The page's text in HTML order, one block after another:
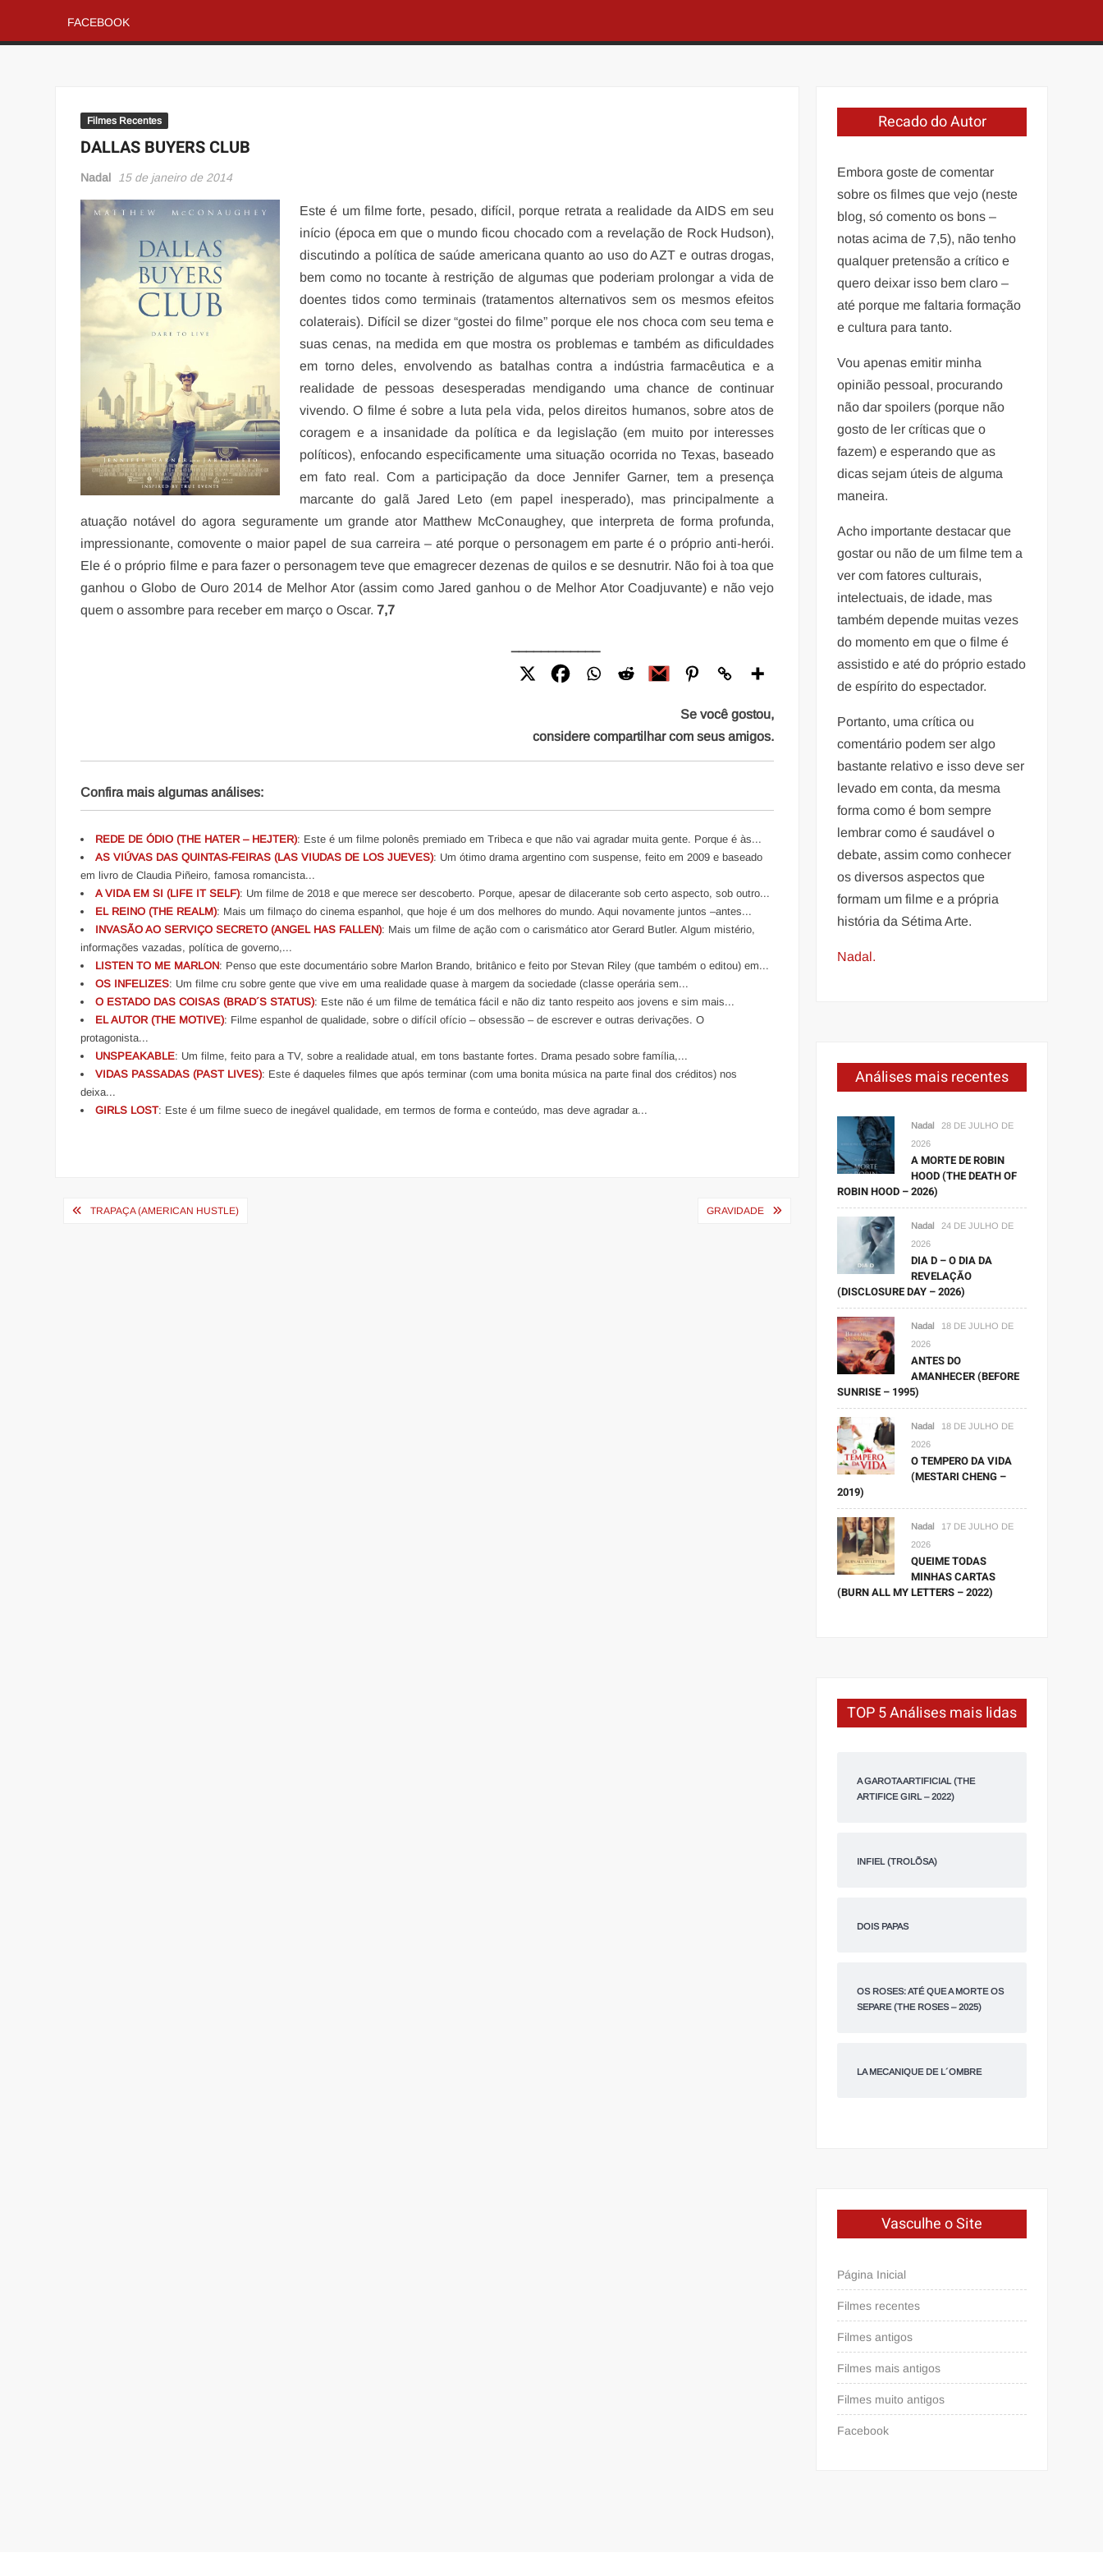
FACEBOOK
Filmes Recentes
DALLAS BUYERS CLUB
Nadal 15 de janeiro de 2014
Este é um filme forte, pesado, difícil, porque retrata a realidade da AIDS em seu
início (época em que o mundo ficou chocado com a revelação de Rock Hudson),
discutindo a política de saúde americana quanto ao uso do AZT e outras drogas,
bem como no tocante à restrição de algumas que poderiam prolongar a vida de
doentes tidos como terminais (tratamentos alternativos sem os mesmos efeitos
colaterais). Difícil se dizer “gostei do filme” porque ele nos choca com seu tema e
suas cenas, na medida em que mostra os problemas e também as dificuldades
em torno deles, envolvendo as batalhas contra a indústria farmacêutica e a
realidade de pessoas desesperadas mendigando uma chance de continuar
vivendo. O filme é sobre a luta pela vida, pelos direitos humanos, sobre atos de
coragem e a insanidade da política e da legislação (em muito por interesses
políticos), enfocando especificamente uma situação ocorrida no Texas, baseado
em fato real. Com a participação da doce Jennifer Garner, tem a presença
marcante do galã Jared Leto (em papel inesperado), mas principalmente a
atuação notável do agora seguramente um grande ator Matthew McConaughey, que interpreta de forma profunda,
impressionante, comovente o maior papel de sua carreira – até porque o personagem em parte é o próprio anti-herói.
Ele é o próprio filme e para fazer o personagem teve que emagrecer dezenas de quilos e se desnutrir. Não foi à toa que
ganhou o Globo de Ouro 2014 de Melhor Ator (assim como Jared ganhou o de Melhor Ator Coadjuvante) e não vejo
quem o assombre para receber em março o Oscar.7,7
Se você gostou,
considere compartilhar com seus amigos.
Confira mais algumas análises:
REDE DE ÓDIO (THE HATER – HEJTER): Este é um filme polonês premiado em Tribeca e que não vai agradar muita gente. Porque é às...
AS VIÚVAS DAS QUINTAS-FEIRAS (LAS VIUDAS DE LOS JUEVES): Um ótimo drama argentino com suspense, feito em 2009 e baseado
em livro de Claudia Piñeiro, famosa romancista...
A VIDA EM SI (LIFE IT SELF): Um filme de 2018 e que merece ser descoberto. Porque, apesar de dilacerante sob certo aspecto, sob outro...
EL REINO (THE REALM): Mais um filmaço do cinema espanhol, que hoje é um dos melhores do mundo. Aqui novamente juntos –antes...
INVASÃO AO SERVIÇO SECRETO (ANGEL HAS FALLEN): Mais um filme de ação com o carismático ator Gerard Butler. Algum mistério,
informações vazadas, política de governo,...
LISTEN TO ME MARLON: Penso que este documentário sobre Marlon Brando, britânico e feito por Stevan Riley (que também o editou) em...
OS INFELIZES: Um filme cru sobre gente que vive em uma realidade quase à margem da sociedade (classe operária sem...
O ESTADO DAS COISAS (BRAD´S STATUS): Este não é um filme de temática fácil e não diz tanto respeito aos jovens e sim mais...
EL AUTOR (THE MOTIVE): Filme espanhol de qualidade, sobre o difícil ofício – obsessão – de escrever e outras derivações. O
protagonista...
UNSPEAKABLE: Um filme, feito para a TV, sobre a realidade atual, em tons bastante fortes. Drama pesado sobre família,...
VIDAS PASSADAS (PAST LIVES): Este é daqueles filmes que após terminar (com uma bonita música na parte final dos créditos) nos
deixa...
GIRLS LOST: Este é um filme sueco de inegável qualidade, em termos de forma e conteúdo, mas deve agradar a...
Navegação
TRAPAÇA (AMERICAN HUSTLE) GRAVIDADE
Recado do Autor
Embora goste de comentar
sobre os filmes que vejo (neste
blog, só comento os bons –
notas acima de 7,5), não tenho
qualquer pretensão a crítico e
quero deixar isso bem claro –
até porque me faltaria formação
e cultura para tanto.
Vou apenas emitir minha
opinião pessoal, procurando
não dar spoilers (porque não
gosto de ler críticas que o
fazem) e esperando que as
dicas sejam úteis de alguma
maneira.
Acho importante destacar que
gostar ou não de um filme tem a
ver com fatores culturais,
intelectuais, de idade, mas
também depende muitas vezes
do momento em que o filme é
assistido e até do próprio estado
de espírito do espectador.
Portanto, uma crítica ou
comentário podem ser algo
bastante relativo e isso deve ser
levado em conta, da mesma
forma como é bom sempre
lembrar como é saudável o
debate, assim como conhecer
os diversos aspectos que
formam um filme e a própria
história da Sétima Arte.
Nadal.
Análises mais recentes
Nadal
28 DE JULHO DE
2026
A MORTE DE ROBIN
HOOD (THE DEATH OF
ROBIN HOOD – 2026)
Nadal
24 DE JULHO DE
2026
DIA D – O DIA DA
REVELAÇÃO
(DISCLOSURE DAY – 2026)
Nadal
18 DE JULHO DE
2026
ANTES DO
AMANHECER (BEFORE
SUNRISE – 1995)
Nadal
18 DE JULHO DE
2026
O TEMPERO DA VIDA
(MESTARI CHENG –
2019)
Nadal
17 DE JULHO DE
2026
QUEIME TODAS
MINHAS CARTAS
(BURN ALL MY LETTERS – 2022)
TOP 5 Análises mais lidas
A GAROTA ARTIFICIAL (THE
ARTIFICE GIRL – 2022)
INFIEL (TROLÕSA)
DOIS PAPAS
OS ROSES: ATÉ QUE A MORTE OS
SEPARE (THE ROSES – 2025)
LA MECANIQUE DE L´OMBRE
Vasculhe o Site
Página Inicial
Filmes recentes
Filmes antigos
Filmes mais antigos
Filmes muito antigos
Facebook